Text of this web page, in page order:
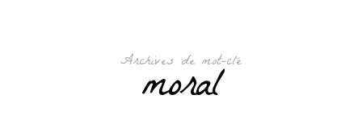
Archives de mot-clé
moral